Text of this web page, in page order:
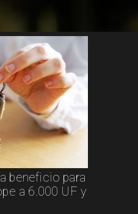
beneficio para
a 6.000 UF y